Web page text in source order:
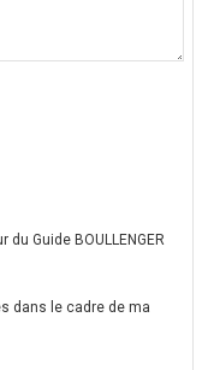
Guide BOULLENGER
dans le cadre de ma